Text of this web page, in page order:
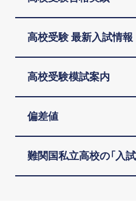
高校受験 最新入試情報
高校受験模試案内
偏差値
難関国私立高校の「入